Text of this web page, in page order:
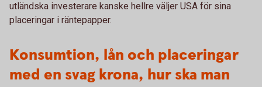
utländska investerare kanske hellre väljer USA för sina
placeringar i räntepapper.
Konsumtion, lån och placeringar
med en svag krona, hur ska man